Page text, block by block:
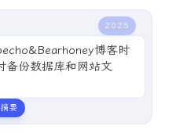
2025
博客时
备份数据库和网站文
要